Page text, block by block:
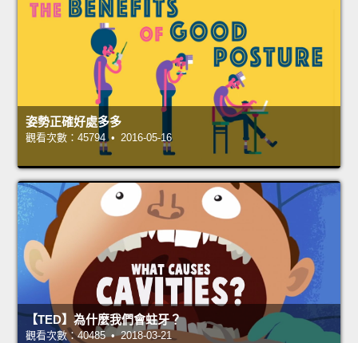
姿勢正確好處多多
觀看次數：45794 • 2016-05-16
【TED】為什麼我們會蛀牙？
觀看次數：40485 • 2018-03-21